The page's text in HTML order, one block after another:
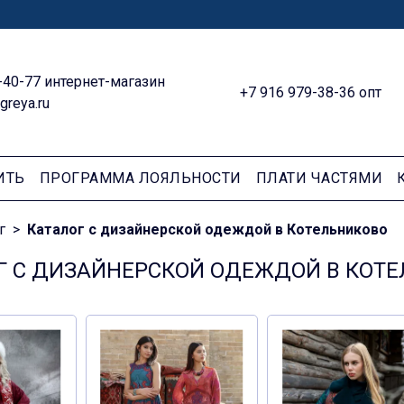
77 интернет-магазин
+7 916 979-38-36 опт
ПРОГРАММА ЛОЯЛЬНОСТИ ПЛАТИ ЧАСТЯМИ
Каталог с дизайнерской одеждой в Котельниково
С ДИЗАЙНЕРСКОЙ ОДЕЖДОЙ В